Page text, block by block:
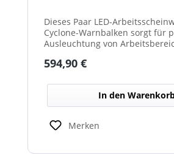
Dieses Paar LED-
Cyclone-Warnbalken sorgt für
Ausleuchtung von
schlechten Lichtverhältnissen.
Regulärer Preis:
594,90 €
In den
Merken